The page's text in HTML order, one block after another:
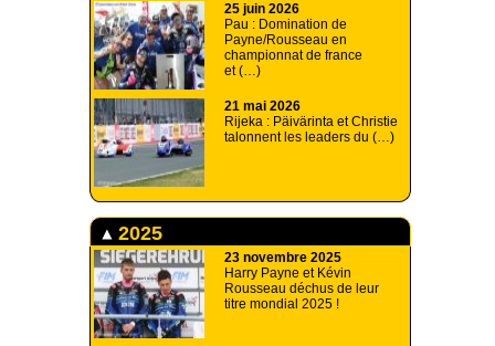
25 juin 2026
Pau : Domination de
Payne/Rousseau en
championnat de france
et (…)
21 mai 2026
Rijeka : Päivärinta et Christie
talonnent les leaders du (…)
2025
23 novembre 2025
Harry Payne et Kévin
Rousseau déchus de leur
titre mondial 2025 !